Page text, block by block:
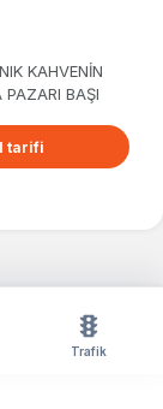
KAHVENİN
PAZARI BAŞI
tarifi
Trafik